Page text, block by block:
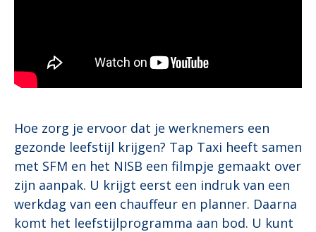
Hoe zorg je ervoor dat je werknemers een
gezonde leefstijl krijgen? Tap Taxi heeft samen
met SFM en het NISB een filmpje gemaakt over
zijn aanpak. U krijgt eerst een indruk van een
werkdag van een chauffeur en planner. Daarna
komt het leefstijlprogramma aan bod. U kunt